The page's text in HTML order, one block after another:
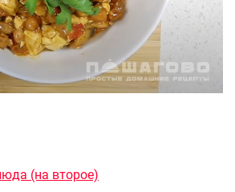
(на второе)